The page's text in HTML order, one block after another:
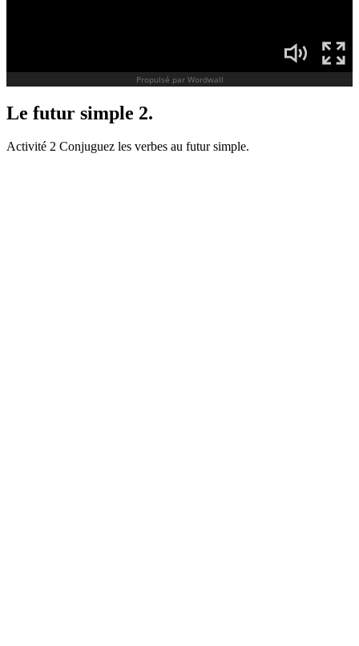
Le futur simple 2.
Activité 2 Conjuguez les verbes au futur simple.